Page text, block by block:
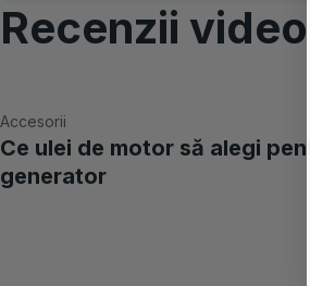
Recenzii video
Accesorii
Ce ulei de motor să alegi
generator